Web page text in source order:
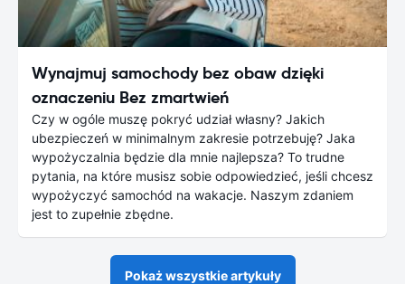
Wynajmuj samochody bez obaw dzięki
oznaczeniu Bez zmartwień
Czy w ogóle muszę pokryć udział własny? Jakich
ubezpieczeń w minimalnym zakresie potrzebuję? Jaka
wypożyczalnia będzie dla mnie najlepsza? To trudne
pytania, na które musisz sobie odpowiedzieć, jeśli chcesz
wypożyczyć samochód na wakacje. Naszym zdaniem
jest to zupełnie zbędne.
Pokaż wszystkie artykuły